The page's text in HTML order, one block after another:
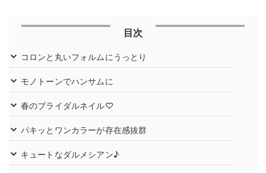
目次
コロンと丸いフォルムにうっとり
モノトーンでハンサムに
春のブライダルネイル♡
パキッとワンカラーが存在感抜群
キュートなダルメシアン♪